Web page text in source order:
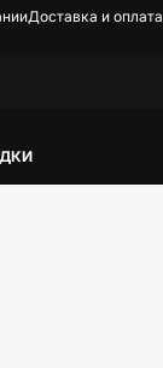
Доставка и оплата